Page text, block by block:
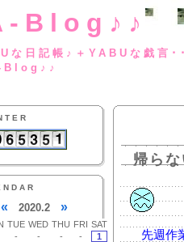
Blog♪♪
な日記帳♪
Blog♪♪
« 2020.2 »
TUE WED THU FRI SAT
- - - -
1
帰ら
先週作